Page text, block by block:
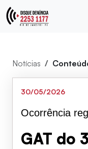
Notícias
30/05/2026
Ocorrência
GAT do